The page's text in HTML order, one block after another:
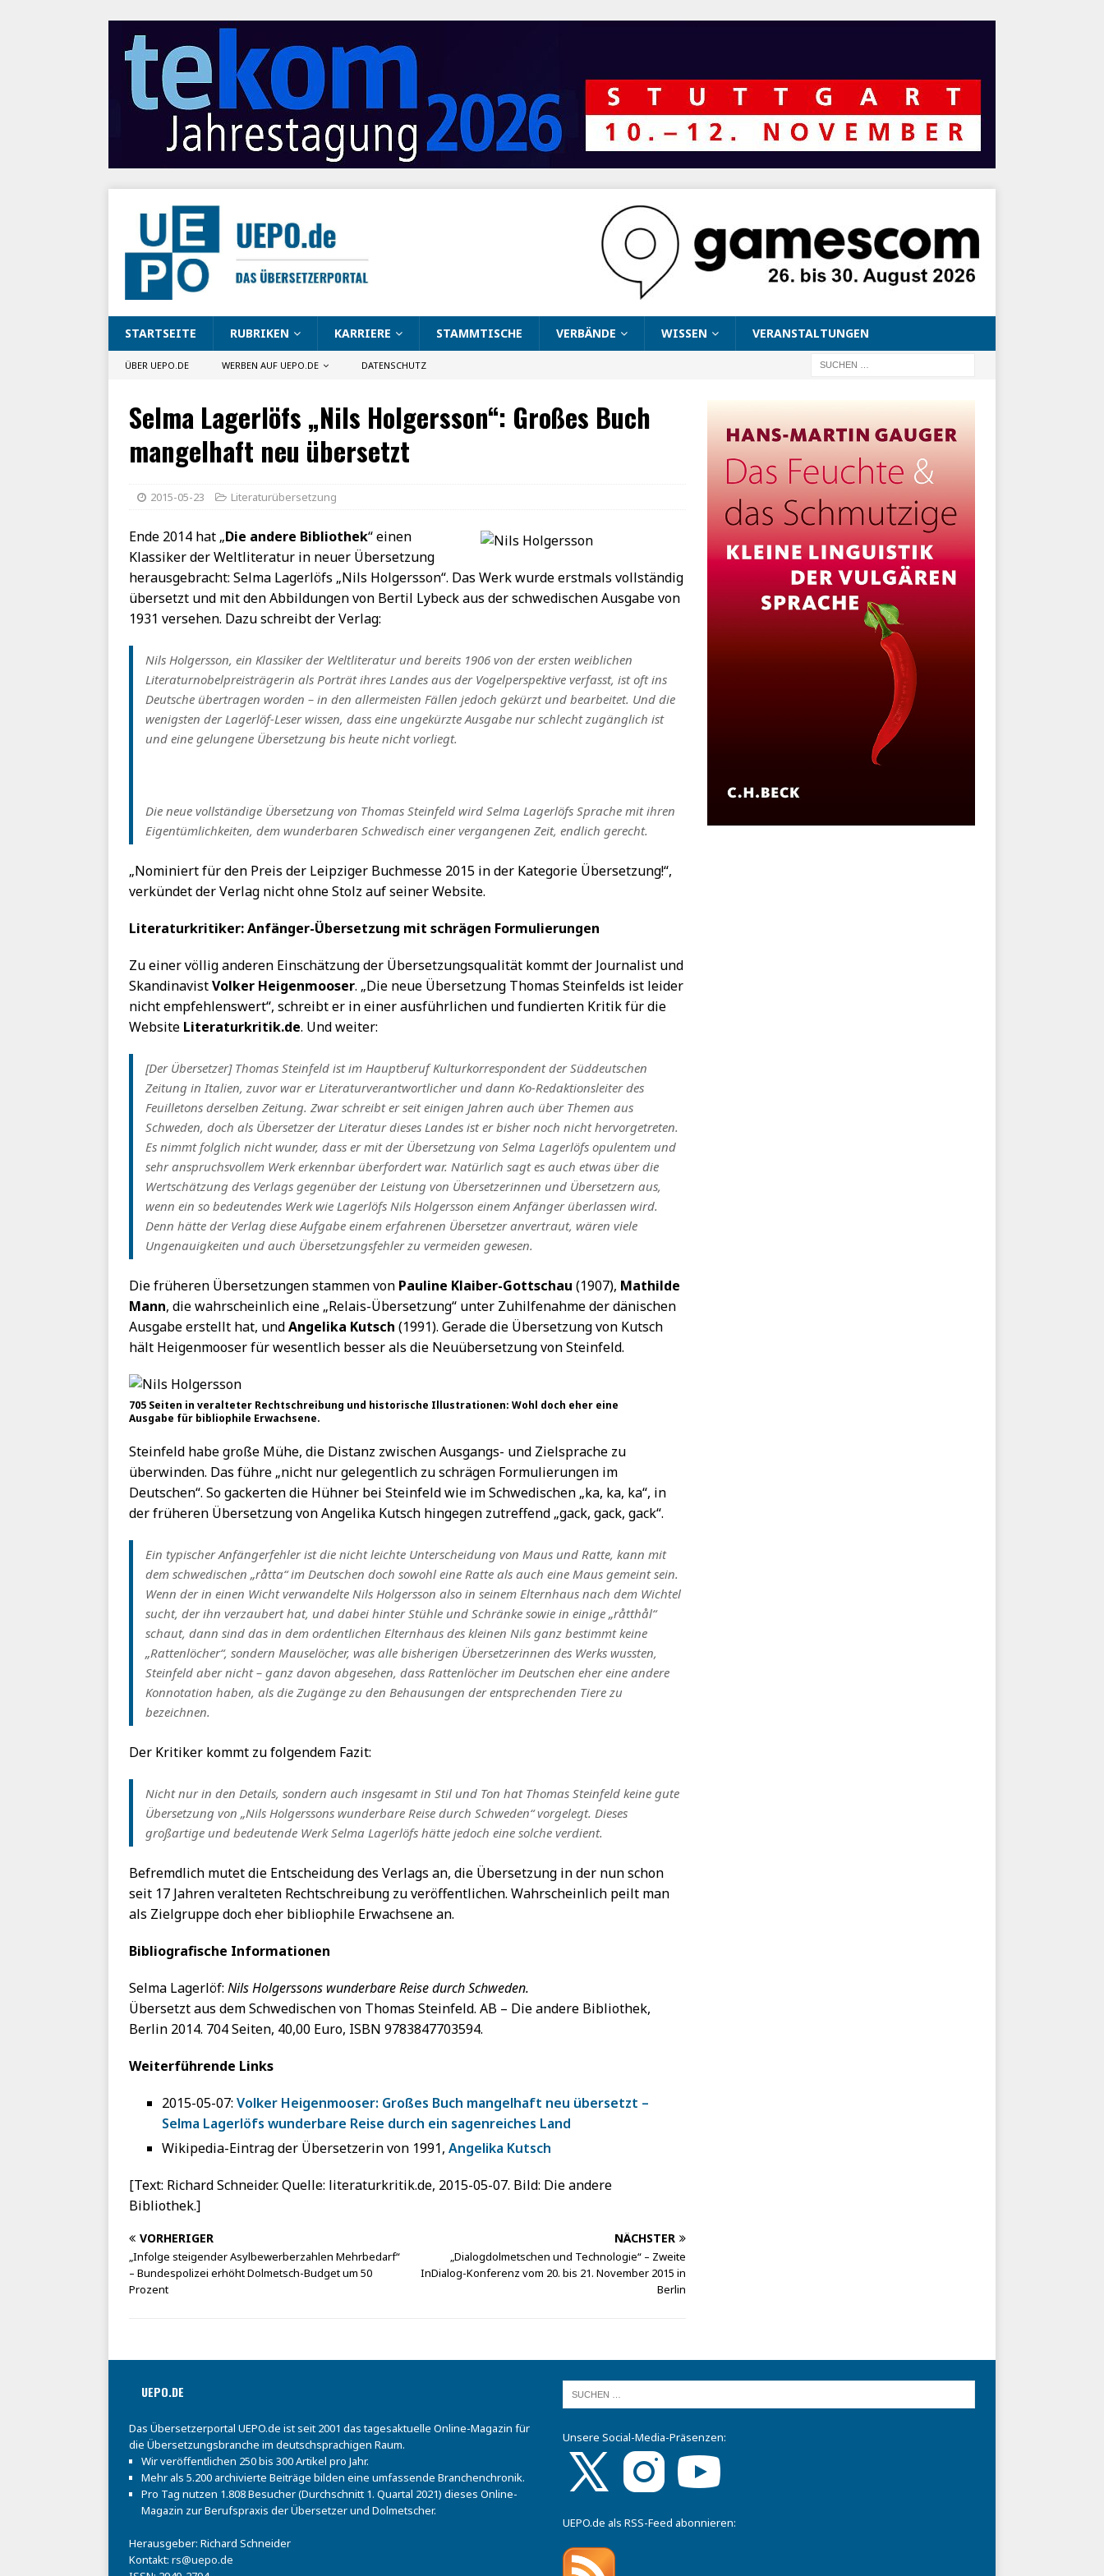
STARTSEITE RUBRIKEN KARRIERE STAMMTISCHE VERBÄNDE WISSEN VERANSTALTUNGEN
ÜBER UEPO.DE WERBEN AUF UEPO.DE DATENSCHUTZ
Selma Lagerlöfs „Nils Holgersson“: Großes Buch
mangelhaft neu übersetzt
2015-05-23 Literaturübersetzung
Ende 2014 hat „Die andere Bibliothek“ einen
Klassiker der Weltliteratur in neuer Übersetzung
herausgebracht: Selma Lagerlöfs „Nils Holgersson“. Das Werk wurde erstmals vollständig
übersetzt und mit den Abbildungen von Bertil Lybeck aus der schwedischen Ausgabe von
1931 versehen. Dazu schreibt der Verlag:
Nils Holgersson, ein Klassiker der Weltliteratur und bereits 1906 von der ersten weiblichen
Literaturnobelpreisträgerin als Porträt ihres Landes aus der Vogelperspektive verfasst, ist oft ins
Deutsche übertragen worden – in den allermeisten Fällen jedoch gekürzt und bearbeitet. Und die
wenigsten der Lagerlöf-Leser wissen, dass eine ungekürzte Ausgabe nur schlecht zugänglich ist
und eine gelungene Übersetzung bis heute nicht vorliegt.
Die neue vollständige Übersetzung von Thomas Steinfeld wird Selma Lagerlöfs Sprache mit ihren
Eigentümlichkeiten, dem wunderbaren Schwedisch einer vergangenen Zeit, endlich gerecht.
„Nominiert für den Preis der Leipziger Buchmesse 2015 in der Kategorie Übersetzung!“,
verkündet der Verlag nicht ohne Stolz auf seiner Website.
Literaturkritiker: Anfänger-Übersetzung mit schrägen Formulierungen
Zu einer völlig anderen Einschätzung der Übersetzungsqualität kommt der Journalist und
SkandinavistVolker Heigenmooser. „Die neue Übersetzung Thomas Steinfelds ist leider
nicht empfehlenswert“, schreibt er in einer ausführlichen und fundierten Kritik für die
Website Literaturkritik.de. Und weiter:
[Der Übersetzer] Thomas Steinfeld ist im Hauptberuf Kulturkorrespondent der Süddeutschen
Zeitung in Italien, zuvor war er Literaturverantwortlicher und dann Ko-Redaktionsleiter des
Feuilletons derselben Zeitung. Zwar schreibt er seit einigen Jahren auch über Themen aus
Schweden, doch als Übersetzer der Literatur dieses Landes ist er bisher noch nicht hervorgetreten.
Es nimmt folglich nicht wunder, dass er mit der Übersetzung von Selma Lagerlöfs opulentem und
sehr anspruchsvollem Werk erkennbar überfordert war. Natürlich sagt es auch etwas über die
Wertschätzung des Verlags gegenüber der Leistung von Übersetzerinnen und Übersetzern aus,
wenn ein so bedeutendes Werk wie Lagerlöfs Nils Holgersson einem Anfänger überlassen wird.
Denn hätte der Verlag diese Aufgabe einem erfahrenen Übersetzer anvertraut, wären viele
Ungenauigkeiten und auch Übersetzungsfehler zu vermeiden gewesen.
Die früheren Übersetzungen stammen von Pauline Klaiber-Gottschau (1907), Mathilde
Mann, die wahrscheinlich eine „Relais-Übersetzung“ unter Zuhilfenahme der dänischen
Ausgabe erstellt hat, undAngelika Kutsch (1991). Gerade die Übersetzung von Kutsch
hält Heigenmooser für wesentlich besser als die Neuübersetzung von Steinfeld.
705 Seiten in veralteter Rechtschreibung und historische Illustrationen: Wohl doch eher eine
Ausgabe für bibliophile Erwachsene.
Steinfeld habe große Mühe, die Distanz zwischen Ausgangs- und Zielsprache zu
überwinden. Das führe „nicht nur gelegentlich zu schrägen Formulierungen im
Deutschen“. So gackerten die Hühner bei Steinfeld wie im Schwedischen „ka, ka, ka“, in
der früheren Übersetzung von Angelika Kutsch hingegen zutreffend „gack, gack, gack“.
Ein typischer Anfängerfehler ist die nicht leichte Unterscheidung von Maus und Ratte, kann mit
dem schwedischen „råtta“ im Deutschen doch sowohl eine Ratte als auch eine Maus gemeint sein.
Wenn der in einen Wicht verwandelte Nils Holgersson also in seinem Elternhaus nach dem Wichtel
sucht, der ihn verzaubert hat, und dabei hinter Stühle und Schränke sowie in einige „råtthål“
schaut, dann sind das in dem ordentlichen Elternhaus des kleinen Nils ganz bestimmt keine
„Rattenlöcher“, sondern Mauselöcher, was alle bisherigen Übersetzerinnen des Werks wussten,
Steinfeld aber nicht – ganz davon abgesehen, dass Rattenlöcher im Deutschen eher eine andere
Konnotation haben, als die Zugänge zu den Behausungen der entsprechenden Tiere zu
bezeichnen.
Der Kritiker kommt zu folgendem Fazit:
Nicht nur in den Details, sondern auch insgesamt in Stil und Ton hat Thomas Steinfeld keine gute
Übersetzung von „Nils Holgerssons wunderbare Reise durch Schweden“ vorgelegt. Dieses
großartige und bedeutende Werk Selma Lagerlöfs hätte jedoch eine solche verdient.
Befremdlich mutet die Entscheidung des Verlags an, die Übersetzung in der nun schon
seit 17 Jahren veralteten Rechtschreibung zu veröffentlichen. Wahrscheinlich peilt man
als Zielgruppe doch eher bibliophile Erwachsene an.
Bibliografische Informationen
Selma Lagerlöf: Nils Holgerssons wunderbare Reise durch Schweden.
Übersetzt aus dem Schwedischen von Thomas Steinfeld. AB – Die andere Bibliothek,
Berlin 2014. 704 Seiten, 40,00 Euro, ISBN 9783847703594.
Weiterführende Links
2015-05-07: Volker Heigenmooser: Großes Buch mangelhaft neu übersetzt –
Selma Lagerlöfs wunderbare Reise durch ein sagenreiches Land
Wikipedia-Eintrag der Übersetzerin von 1991, Angelika Kutsch
[Text: Richard Schneider. Quelle: literaturkritik.de, 2015-05-07. Bild: Die andere
Bibliothek.]
VORHERIGER
„Infolge steigender Asylbewerberzahlen Mehrbedarf“
– Bundespolizei erhöht Dolmetsch-Budget um 50
Prozent
NÄCHSTER
„Dialogdolmetschen und Technologie“ – Zweite
InDialog-Konferenz vom 20. bis 21. November 2015 in
Berlin
UEPO.DE
Das Übersetzerportal UEPO.de ist seit 2001 das tagesaktuelle Online-Magazin für
die Übersetzungsbranche im deutschsprachigen Raum.
Wir veröffentlichen 250 bis 300 Artikel pro Jahr.
Mehr als 5.200 archivierte Beiträge bilden eine umfassende Branchenchronik.
Pro Tag nutzen 1.808 Besucher (Durchschnitt 1. Quartal 2021) dieses Online-
Magazin zur Berufspraxis der Übersetzer und Dolmetscher.
Herausgeber: Richard Schneider
Kontakt: rs@uepo.de
Unsere Social-Media-Präsenzen:
UEPO.de als RSS-Feed abonnieren: